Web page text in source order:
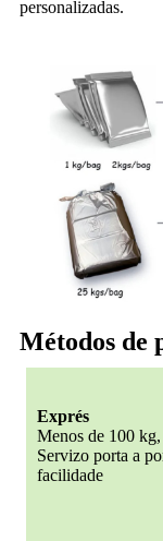
personalizadas.
Métodos de
Exprés
Menos de 100
Servizo porta a
facilidade